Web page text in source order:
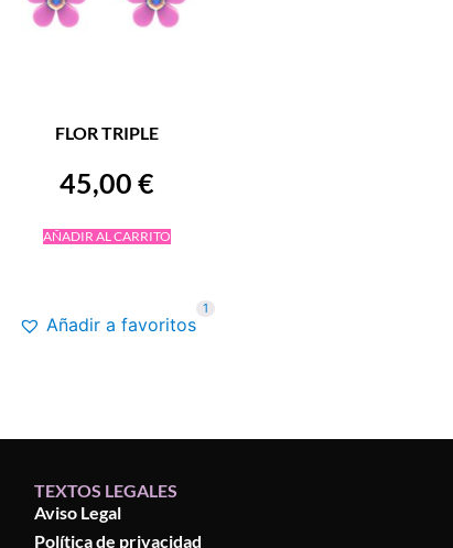
FLOR TRIPLE
45,00€
AÑADIR AL CARRITO
Añadir a favoritos
1
TEXTOS LEGALES
Aviso Legal
Política de privacidad